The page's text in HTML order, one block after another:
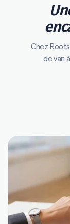
Chez
de van